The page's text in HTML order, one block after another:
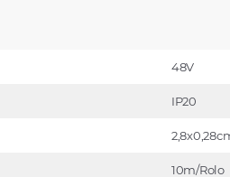
48V
IP20
10m/Rolo